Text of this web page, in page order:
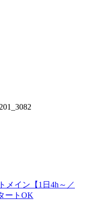
メイン【1日4h～／
ートOK